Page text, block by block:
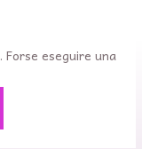
Forse eseguire una